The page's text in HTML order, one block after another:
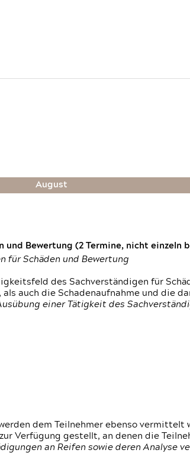
August
Bewertung (2 Termine, nicht einzeln
für Schäden und Bewertung
des Sachverständigen für
auch die Schadenaufnahme und die
einer Tätigkeit des
dem Teilnehmer ebenso vermittelt
Verfügung gestellt, an denen die
an Reifen sowie deren Analyse